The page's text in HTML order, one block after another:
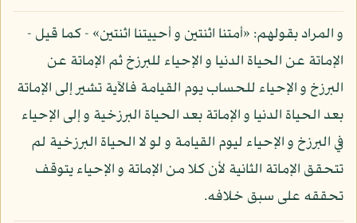
و المراد بقولهم: «أمتنا اثنتين و أحييتنا اثنتين» - كما قيل -
الإماتة عن الحياة الدنيا و الإحياء للبرزخ ثم الإماتة عن
البرزخ و الإحياء للحساب يوم القيامة فالآية تشير إلى الإماتة
بعد الحياة الدنيا و الإماتة بعد الحياة البرزخية و إلى الإحياء
في البرزخ و الإحياء ليوم القيامة و لو لا الحياة البرزخية لم
تتحقق الإماتة الثانية لأن كلا من الإماتة و الإحياء يتوقف
تحققه على سبق خلافه.